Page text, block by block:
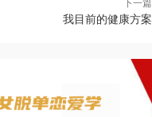
下一篇
我目前的健康方案